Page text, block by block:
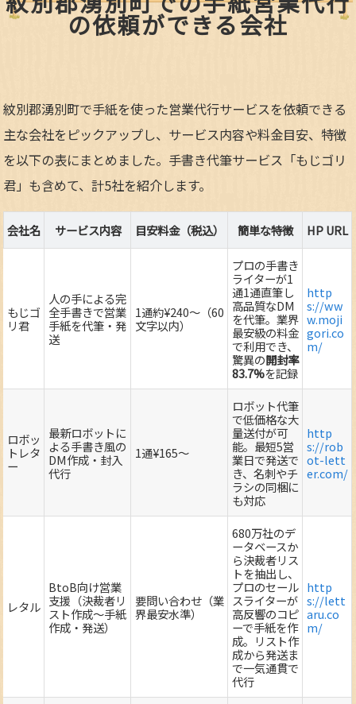
の依頼ができる会社
紋別郡湧別町で手紙を使った営業代行サービスを依頼できる
主な会社をピックアップし、サービス内容や料金目安、特徴
を以下の表にまとめました。手書き代筆サービス「もじゴリ
君」も含めて、計5社を紹介します。
会社名 サービス内容 目安料金（税込） 簡単な特徴 HP URL
もじゴ
リ君
人の手による完
全手書きで営業
手紙を代筆・発
送
1通約¥240～（60
文字以内）
プロの手書き
ライターが1
通1通直筆し
高品質なDM
を代筆。業界
最安級の料金
で利用でき、
驚異の開封率
83.7%を記録
http
s://ww
w.moji
gori.co
m/
ロボッ
トレタ
ー
最新ロボットに
よる手書き風の
DM作成・封入
代行
1通¥165～
ロボット代筆
で低価格な大
量送付が可
能。最短5営
業日で発送で
き、名刺やチ
ラシの同梱に
も対応
http
s://rob
ot-lett
er.com/
レタル
BtoB向け営業
支援（決裁者リ
スト作成～手紙
作成・発送）
要問い合わせ（業
界最安水準）
680万社のデ
ータベースか
ら決裁者リス
トを抽出し、
プロのセール
スライターが
高反響のコピ
ーで手紙を作
成。リスト作
成から発送ま
で一気通貫で
代行
http
s://lett
aru.co
m/